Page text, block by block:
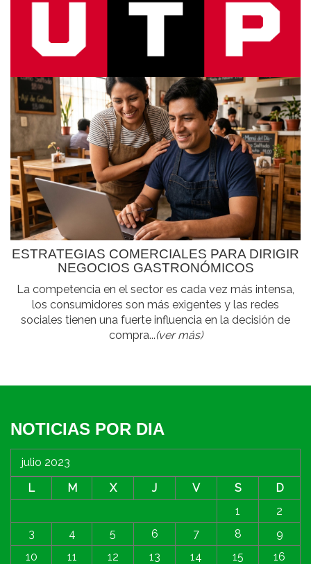
ESTRATEGIAS COMERCIALES PARA DIRIGIR
NEGOCIOS GASTRONÓMICOS
La competencia en el sector es cada vez más intensa,
los consumidores son más exigentes y las redes
sociales tienen una fuerte influencia en la decisión de
compra...(ver más)
NOTICIAS POR DIA
julio 2023
L
M X J V S
D
1
2
3
4 5 6 7 8
9
10
11 12 13 14 15
16